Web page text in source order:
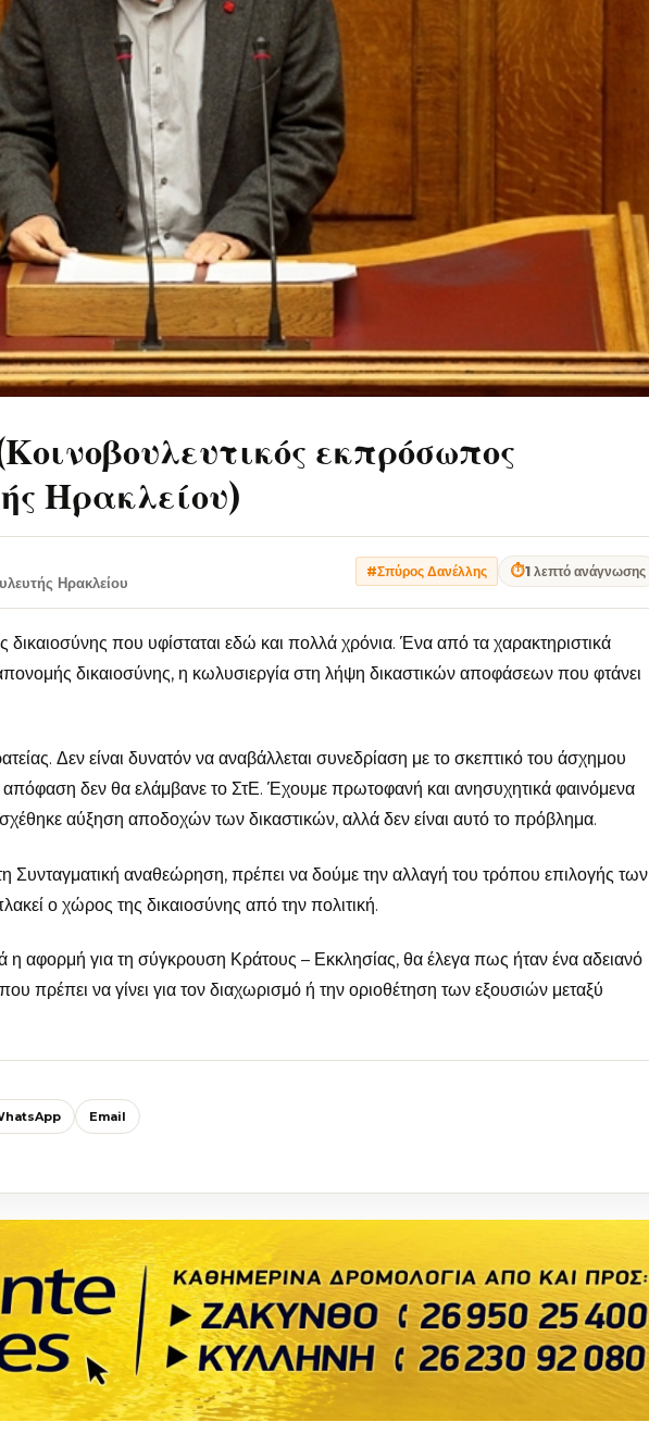
εκπρόσωπος
Ηρακλείου)
Ηρακλείου
#Σπύρος Δανέλλης ⏱1 λεπτό ανάγνωσης
δικαιοσύνης που υφίσταται εδώ και πολλά χρόνια. Ένα από τα χαρακτηριστικά
δικαιοσύνης, η κωλυσιεργία στη λήψη δικαστικών αποφάσεων που φτάνει
Δεν είναι δυνατόν να αναβάλλεται συνεδρίαση με το σκεπτικό του άσχημου
απόφαση δεν θα ελάμβανε το ΣτΕ. Έχουμε πρωτοφανή και ανησυχητικά φαινόμενα
αύξηση αποδοχών των δικαστικών, αλλά δεν είναι αυτό το πρόβλημα.
Συνταγματική αναθεώρηση, πρέπει να δούμε την αλλαγή του τρόπου επιλογής των
ο χώρος της δικαιοσύνης από την πολιτική.
αφορμή για τη σύγκρουση Κράτους – Εκκλησίας, θα έλεγα πως ήταν ένα αδειανό
πρέπει να γίνει για τον διαχωρισμό ή την οριοθέτηση των εξουσιών μεταξύ
Email